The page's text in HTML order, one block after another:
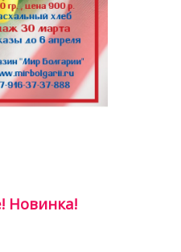
Новинка!